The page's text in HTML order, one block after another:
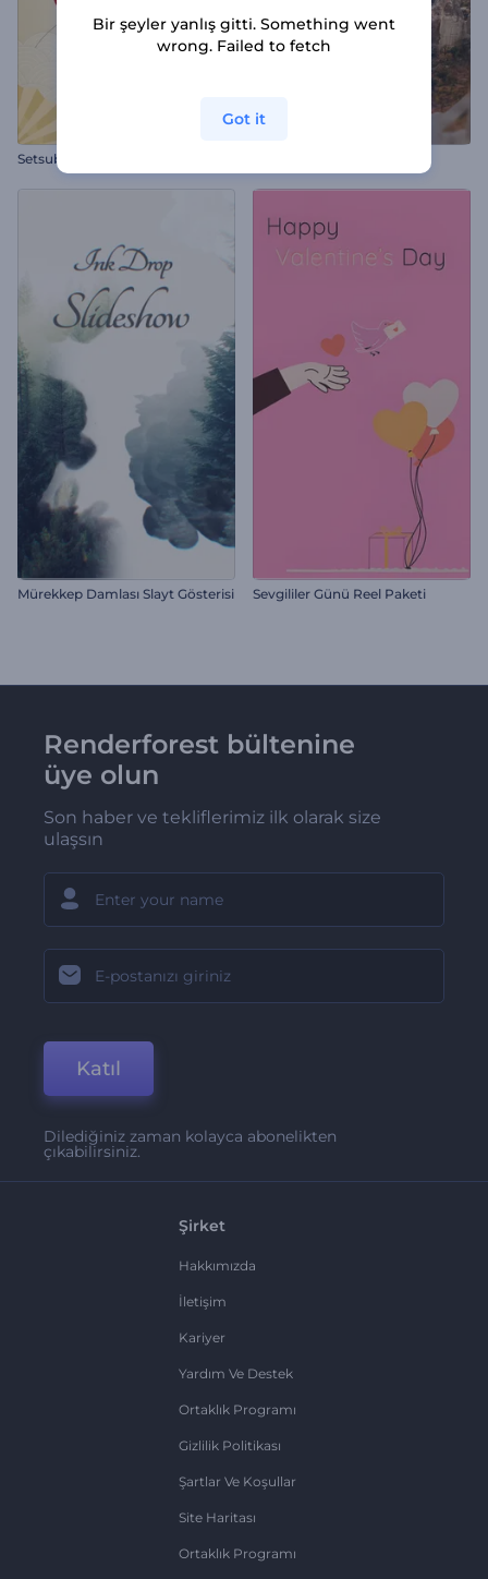
Setsubun Tebrik Animasyonları
Mürekkep Damlası Slayt Gösterisi Sevgililer Günü Reel Paketi
Renderforest bültenine
üye olun
Son haber ve tekliflerimiz ilk olarak size
ulaşsın
Katıl
Dilediğiniz zaman kolayca abonelikten
çıkabilirsiniz.
Şirket
Hakkımızda
İletişim
Kariyer
Yardım Ve Destek
Ortaklık Programı
Gizlilik Politikası
Şartlar Ve Koşullar
Site Haritası
Ortaklık Programı
Bir şeyler yanlış gitti. Something went
wrong. Failed to fetch
Got it